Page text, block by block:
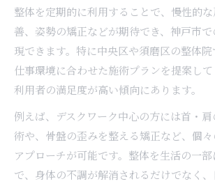
整体を定期的に利用することで、慢性的
善、姿勢の矯正などが期待でき、神戸市
現できます。特に中央区や須磨区の整体
仕事環境に合わせた施術プランを提案して
利用者の満足度が高い傾向にあります。
例えば、デスクワーク中心の方には首・
術や、骨盤の歪みを整える矯正など、個
アプローチが可能です。整体を生活の一
で、身体の不調が解消されるだけでなく